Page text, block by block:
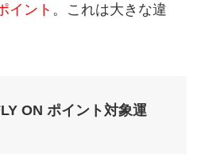
イント 。これは大きな違
ON ポイント対象運